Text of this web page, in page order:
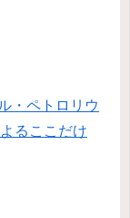
・ペトロリウ
るここだけ